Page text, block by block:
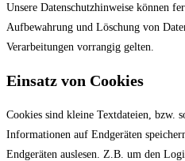
Unsere Datenschutzhinweise können
Aufbewahrung und Löschung von
Verarbeitungen vorrangig gelten.
Einsatz von Cookies
Cookies sind kleine Textdateien, bzw.
Informationen auf Endgeräten
Endgeräten auslesen. Z.B. um den